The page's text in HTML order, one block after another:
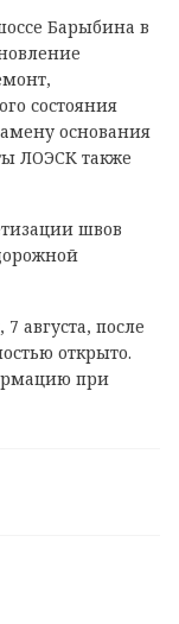
Барыбина в
состояния
основания
ЛОЭСК также
швов
августа, после
открыто.
при